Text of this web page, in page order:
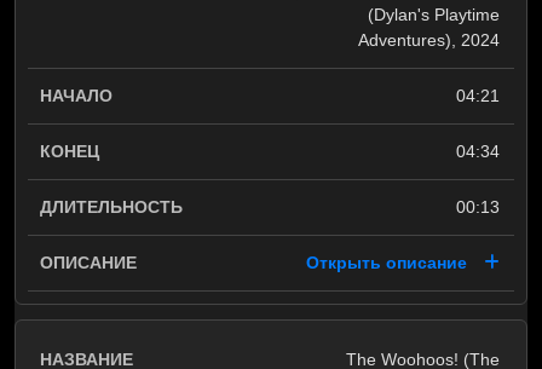
(Dylan's Playtime
Adventures), 2024
04:21
04:34
00:13
Открыть описание
The Woohoos! (The